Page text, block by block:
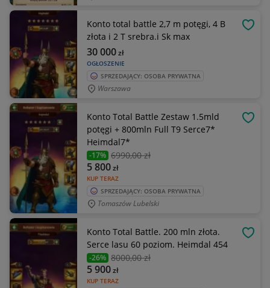
Konto total battle 2,7 m potęgi, 4 B
złota i 2 T srebra.i Sk max
OGŁOSZENIE
30 000zł
SPRZEDAJĄCY: OSOBA PRYWATNA
Warszawa
Konto Total Battle Zestaw 1.5mld
potęgi + 800mln Full T9 Serce7*
Heimdal7*
-17% 6990,00 zł
KUP TERAZ
5 800zł
SPRZEDAJĄCY: OSOBA PRYWATNA
Tomaszów Lubelski
Konto Total Battle. 200 mln złota.
Serce lasu 60 poziom. Heimdal 454
-26% 8000,00 zł
KUP TERAZ
5 900zł